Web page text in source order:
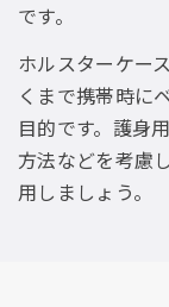
です。
ホルスターケー
くまで携帯時に
目的です。護身
方法などを考慮
用しましょう。